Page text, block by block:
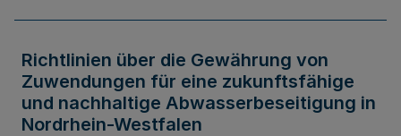
Richtlinien über die Gewährung von
Zuwendungen für eine zukunftsfähige
und nachhaltige Abwasserbeseitigung in
Nordrhein-Westfalen